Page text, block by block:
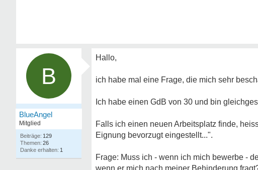
B
BlueAngel
Mitglied
129
26
1
Hallo,
ich habe mal eine Frage, die mich sehr
Ich habe einen GdB von 30 und bin
Falls ich einen neuen Arbeitsplatz finde,
Eignung bevorzugt eingestellt...".
Frage: Muss ich - wenn ich mich bewerbe -
wenn er mich nach meiner Behinderung